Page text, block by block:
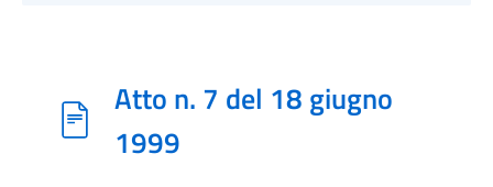
Atto n. 7 del 18 giugno
1999